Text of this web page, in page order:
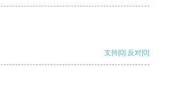
支持[0] 反对[0]